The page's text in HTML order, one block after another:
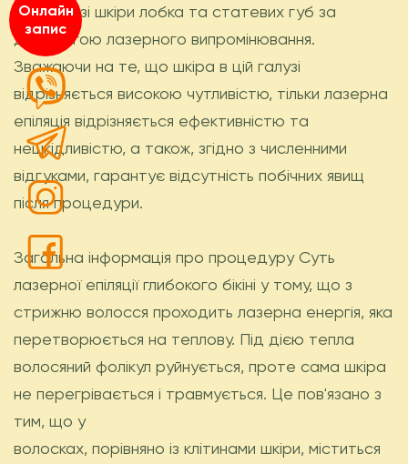
волосся зі шкіри лобка та статевих губ за
допомогою лазерного випромінювання.
Зважаючи на те, що шкіра в цій галузі
відрізняється високою чутливістю, тільки лазерна
епіляція відрізняється ефективністю та
нешкідливістю, а також, згідно з численними
відгуками, гарантує відсутність побічних явищ
після процедури.
Загальна інформація про процедуру Суть
лазерної епіляції глибокого бікіні у тому, що з
стрижню волосся проходить лазерна енергія, яка
перетворюється на теплову. Під дією тепла
волосяний фолікул руйнується, проте сама шкіра
не перегрівається і травмується. Це пов'язано з
тим, що у
волосках, порівняно із клітинами шкіри, міститься
Онлайн
запис